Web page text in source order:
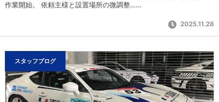
作業開始。 依頼主様と設置場所の微調整……
2025.11.28
スタッフブログ